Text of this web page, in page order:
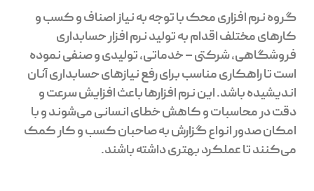
گروه نرم افزاری محک با توجه به نیاز اصناف و کسب و
کارهای مختلف اقدام به تولید نرم افزار حسابداری
فروشگاهی، شرکتی – خدماتی، تولیدی و صنفی نموده
است تا راهکاری مناسب برای رفع نیازهای حسابداری آنان
اندیشیده باشد. این نرم افزارها باعث افزایش سرعت و
دقت در محاسبات و کاهش خطای انسانی می‌شوند و با
امکان صدور انواع گزارش به صاحبان کسب و کار کمک
می‌کنند تا عملکرد بهتری داشته باشند.